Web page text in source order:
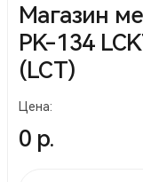
Магазин
PK-134
(LCT)
Цена:
0 р.